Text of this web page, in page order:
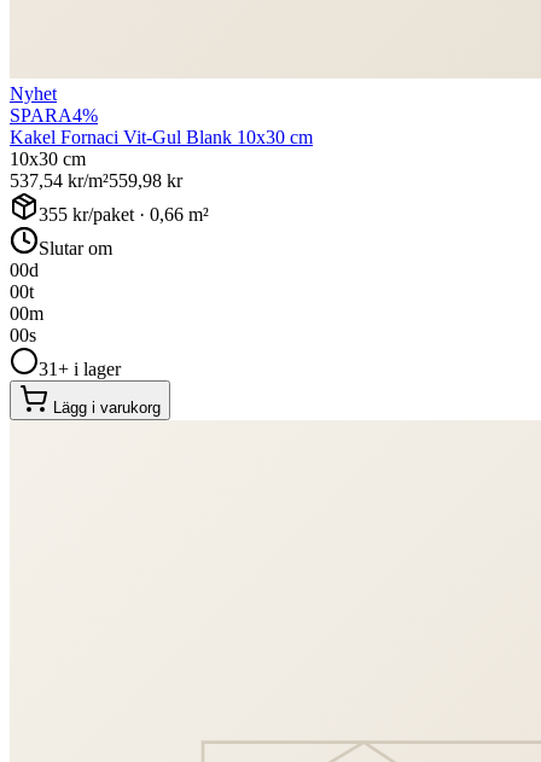
Nyhet
SPARA4%
Kakel Fornaci Vit-Gul Blank 10x30 cm
10x30 cm
537,54 kr/m²559,98 kr
355 kr/paket · 0,66 m²
Slutar om
00d
00t
00m
00s
31+ i lager
Lägg i varukorg